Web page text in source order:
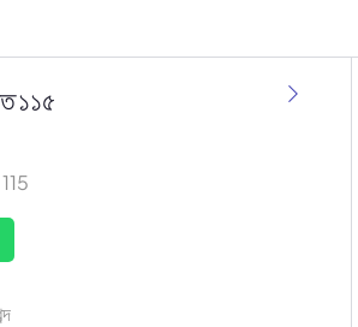
১১৫